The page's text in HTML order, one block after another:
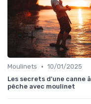
Moulinets • 10/01/2025
Les secrets d'une canne à
pêche avec moulinet